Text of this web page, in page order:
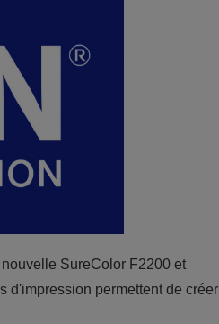
SureColor F2200 et
d'impression permettent de créer